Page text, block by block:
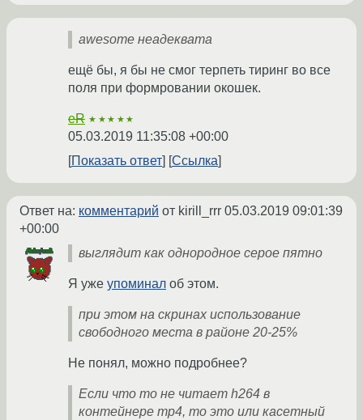
awesome неадеквата
ещё бы, я бы не смог терпеть тиринг во все
поля при формровании окошек.
eR ★★★★★
05.03.2019 11:35:08 +00:00
Показать ответ
Ссылка
Ответ на: комментарий от kirill_rrr 05.03.2019 09:01:39
+00:00
выглядит как однородное серое пятно
Я уже упоминал об этом.
при этом на скринах использование
свободного места в районе 20-25%
Не понял, можно подробнее?
Если что то не читает h264 в
контейнере mp4, то это или касетный